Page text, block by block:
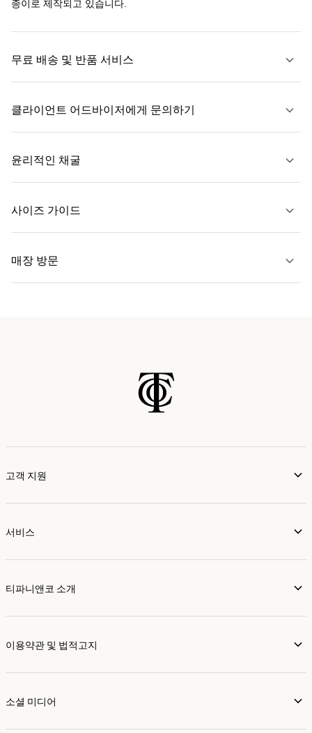
무료 배송 및 반품 서비스
자세히 보기
클라이언트 어드바이저에게 문의하기
윤리적인 채굴
사이즈 가이드
자세히 보기
매장 방문
고객 지원
서비스
티파니앤코 소개
이용약관 및 법적고지
소셜 미디어